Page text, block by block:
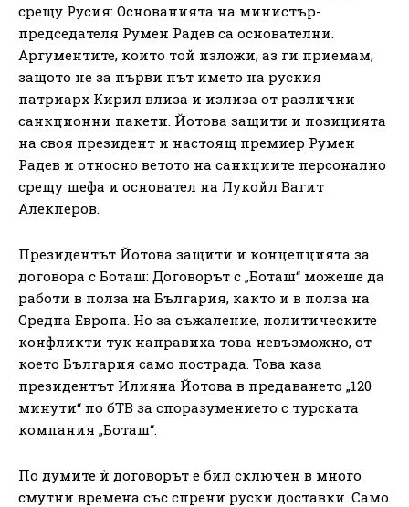
срещу Русия: Основанията на министър-
председателя Румен Радев са основателни.
Аргументите, които той изложи, аз ги приемам,
защото не за първи път името на руския
патриарх Кирил влиза и излиза от различни
санкционни пакети. Йотова защити и позицията
на своя президент и настоящ премиер Румен
Радев и относно ветото на санкциите персонално
срещу шефа и основател на Лукойл Вагит
Алекперов.
Президентът Йотова защити и концепцията за
договора с Боташ: Договорът с „Боташ“ можеше да
работи в полза на България, както и в полза на
Средна Европа. Но за съжаление, политическите
конфликти тук направиха това невъзможно, от
което България само пострада. Това каза
президентът Илияна Йотова в предаването „120
минути“ по бТВ за споразумението с турската
компания „Боташ“.
По думите ѝ договорът е бил сключен в много
смутни времена със спрени руски доставки. Само